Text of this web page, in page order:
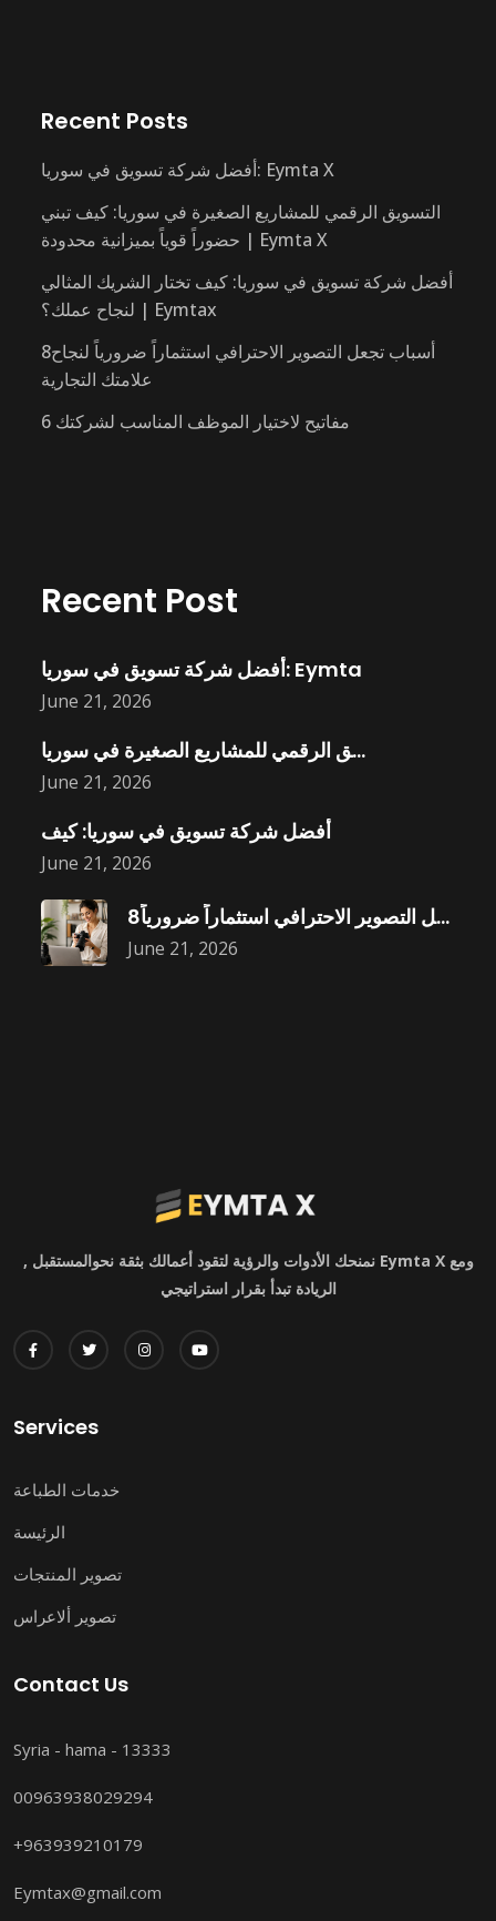
Recent Posts
أفضل شركة تسويق في سوريا: Eymta X
التسويق الرقمي للمشاريع الصغيرة في سوريا: كيف تبني
حضوراً قوياً بميزانية محدودة | Eymta X
أفضل شركة تسويق في سوريا: كيف تختار الشريك المثالي
لنجاح عملك؟ | Eymtax
8أسباب تجعل التصوير الاحترافي استثماراً ضرورياً لنجاح
علامتك التجارية
6 مفاتيح لاختيار الموظف المناسب لشركتك
Recent Post
June 21, 2026
أفضل شركة تسويق في سوريا: Eymta
June 21, 2026
التسويق الرقمي للمشاريع الصغيرة في سوريا:
June 21, 2026
أفضل شركة تسويق في سوريا: كيف
June 21, 2026
8أسباب تجعل التصوير الاحترافي استثماراً ضرورياً
ومع Eymta X نمنحك الأدوات والرؤية لتقود أعمالك بثقة نحوالمستقبل ,
الريادة تبدأ بقرار استراتيجي
Services
خدمات الطباعة
الرئيسة
تصوير المنتجات
تصوير ألاعراس
Contact Us
Syria - hama - 13333
00963938029294
+963939210179
Eymtax@gmail.com